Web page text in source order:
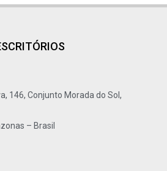
146, Conjunto Morada do Sol,
– Brasil